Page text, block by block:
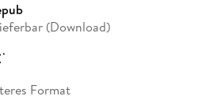
(Download)
*
Format